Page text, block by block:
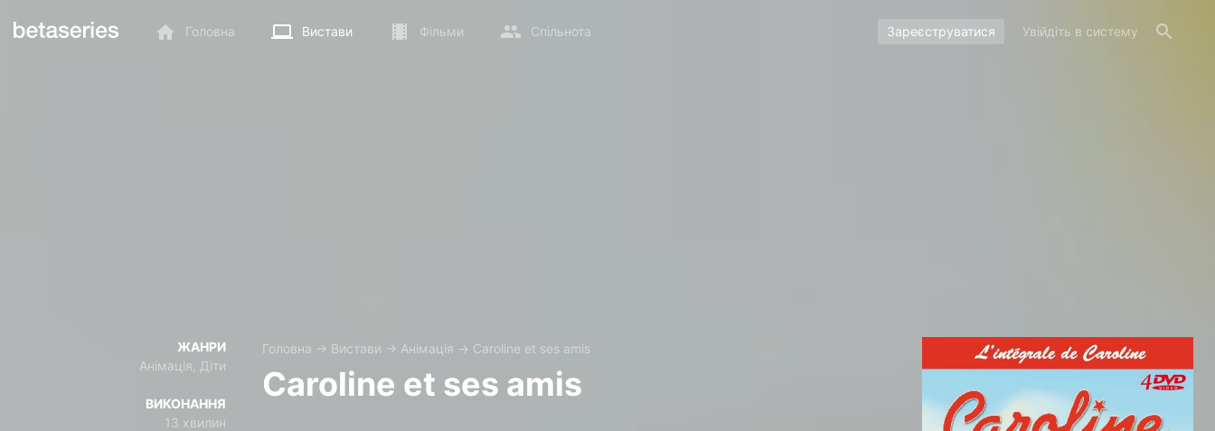
Головна Вистави Фільми Спільнота Зареєструватися Увійдіть в систему
ЖАНРИ
Анімація, Діти
ВИКОНАННЯ
13 хвилин
Головна → Вистави → Анімація → Caroline et ses amis
Caroline et ses amis